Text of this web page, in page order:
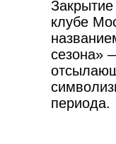
клубе
сезона»
периода.